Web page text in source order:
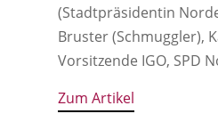
(Stadtpräsidentin
Bruster (Schmuggler),
Vorsitzende IGO, SPD
Zum Artikel